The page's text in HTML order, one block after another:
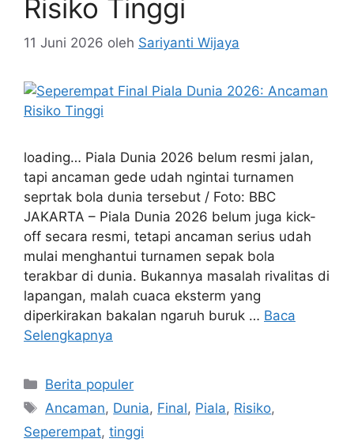
Risiko Tinggi
11 Juni 2026 oleh Sariyanti Wijaya
loading… Piala Dunia 2026 belum resmi jalan,
tapi ancaman gede udah ngintai turnamen
seprtak bola dunia tersebut / Foto: BBC
JAKARTA – Piala Dunia 2026 belum juga kick-
off secara resmi, tetapi ancaman serius udah
mulai menghantui turnamen sepak bola
terakbar di dunia. Bukannya masalah rivalitas di
lapangan, malah cuaca eksterm yang
diperkirakan bakalan ngaruh buruk … Baca
Selengkapnya
Kategori
Berita populer
Tag
Ancaman, Dunia, Final, Piala, Risiko,
Seperempat, tinggi